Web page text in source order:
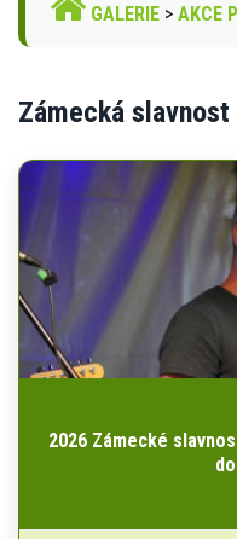
GALERIE > AKCE
Zámecká
2026 Zámecké